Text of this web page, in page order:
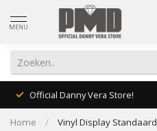
MENU
Official Danny Vera Store!
Home / Vinyl Display Standaard